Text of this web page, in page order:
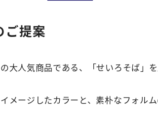
ご提案
大人気商品である、「せいろそば」
メージしたカラーと、素朴なフォル